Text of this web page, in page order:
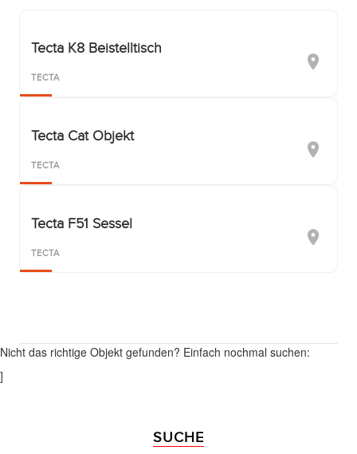
Tecta K8 Beistelltisch
TECTA
Tecta Cat Objekt
TECTA
Tecta F51 Sessel
TECTA
Nicht das richtige Objekt gefunden? Einfach nochmal suchen:
]
SUCHE